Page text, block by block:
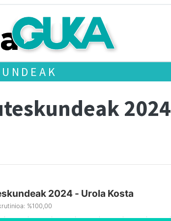
2024
2024 - Urola Kosta
%100,00